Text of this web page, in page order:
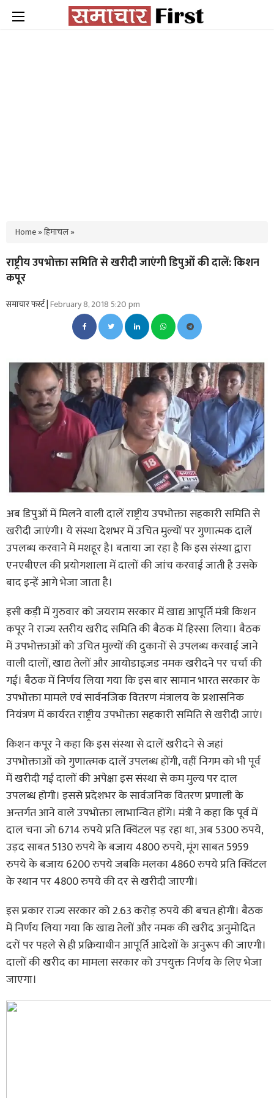
Home»हिमाचल»
राष्ट्रीय उपभोक्ता समिति से खरीदी जाएंगी डिपुओं की दालें: किशन
कपूर
समाचार फर्स्ट |February 8, 2018 5:20 pm
अब डिपुओं में मिलने वाली दालें राष्ट्रीय उपभोक्ता सहकारी समिति से
खरीदी जाएंगी। ये संस्था देशभर में उचित मुल्यों पर गुणात्मक दालें
उपलब्ध करवाने में मशहूर है। बताया जा रहा है कि इस संस्था द्वारा
एनएबीएल की प्रयोगशाला में दालों की जांच करवाई जाती है उसके
बाद इन्हें आगे भेजा जाता है।
इसी कड़ी में गुरुवार को जयराम सरकार में खाद्य आपूर्ति मंत्री किशन
कपूर ने राज्य स्तरीय खरीद समिति की बैठक में हिस्सा लिया। बैठक
में उपभोक्ताओं को उचित मुल्यों की दुकानों से उपलब्ध करवाई जाने
वाली दालों, खाद्य तेलों और आयोडाइज़ड नमक खरीदने पर चर्चा की
गई। बैठक में निर्णय लिया गया कि इस बार सामान भारत सरकार के
उपभोक्ता मामले एवं सार्वनजिक वितरण मंत्रालय के प्रशासनिक
नियंत्रण में कार्यरत राष्ट्रीय उपभोक्ता सहकारी समिति से खरीदी जाएं।
किशन कपूर ने कहा कि इस संस्था से दालें खरीदने से जहां
उपभोक्ताओं को गुणात्त्मक दालें उपलब्ध होंगी, वहीं निगम को भी पूर्व
में खरीदी गई दालों की अपेक्षा इस संस्था से कम मुल्य पर दाल
उपलब्ध होगी। इससे प्रदेशभर के सार्वजनिक वितरण प्रणाली के
अन्तर्गत आने वाले उपभोक्ता लाभान्वित होंगे। मंत्री ने कहा कि पूर्व में
दाल चना जो 6714 रुपये प्रति क्विंटल पड़ रहा था, अब 5300 रुपये,
उड़द साबत 5130 रुपये के बजाय 4800 रुपये, मूंग साबत 5959
रुपये के बजाय 6200 रुपये जबकि मलका 4860 रुपये प्रति क्विंटल
के स्थान पर 4800 रुपये की दर से खरीदी जाएगी।
इस प्रकार राज्य सरकार को 2.63 करोड़ रुपये की बचत होगी। बैठक
में निर्णय लिया गया कि खाद्य तेलों और नमक की खरीद अनुमोदित
दरों पर पहले से ही प्रक्रियाधीन आपूर्ति आदेशों के अनुरूप की जाएगी।
दालों की खरीद का मामला सरकार को उपयुक्त निर्णय के लिए भेजा
जाएगा।